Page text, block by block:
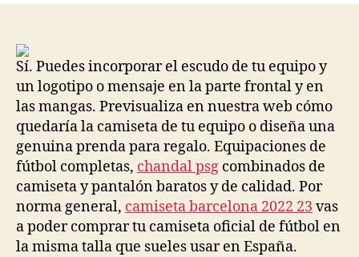
Sí. Puedes incorporar el escudo de tu equipo y
un logotipo o mensaje en la parte frontal y en
las mangas. Previsualiza en nuestra web cómo
quedaría la camiseta de tu equipo o diseña una
genuina prenda para regalo. Equipaciones de
fútbol completas, chandal psg combinados de
camiseta y pantalón baratos y de calidad. Por
norma general, camiseta barcelona 2022 23 vas
a poder comprar tu camiseta oficial de fútbol en
la misma talla que sueles usar en España.